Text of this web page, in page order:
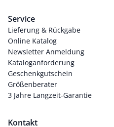
Service
Lieferung & Rückgabe
Online Katalog
Newsletter Anmeldung
Kataloganforderung
Geschenkgutschein
Größenberater
3 Jahre Langzeit-Garantie
Kontakt